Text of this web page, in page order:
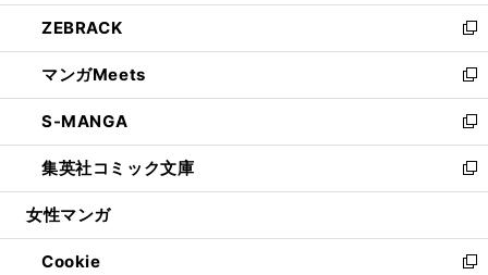
開
く
ウ
で
開
く
ン
ド
ウ
で
開
く
ウ
ィ
ン
ド
ウ
で
開
く
し
い
ウ
ィ
ン
ド
ウ
で
開
ZEBRACK
新
し
い
ウ
ィ
ン
ド
ウ
開
く
マンガMeets
新
し
い
ウ
ィ
ン
ウ
で
S-MANGA
新
し
い
ウ
ン
ド
集英社コミック文庫
新
し
ウ
ィ
女性マンガ
Cookie
新